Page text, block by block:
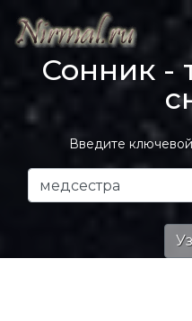
Сонник -
Введите